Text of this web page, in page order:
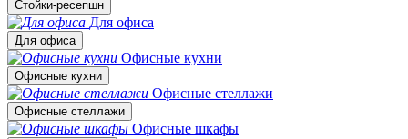
Стойки-ресепшн
Для офиса
Для офиса
Офисные кухни
Офисные кухни
Офисные стеллажи
Офисные стеллажи
Офисные шкафы